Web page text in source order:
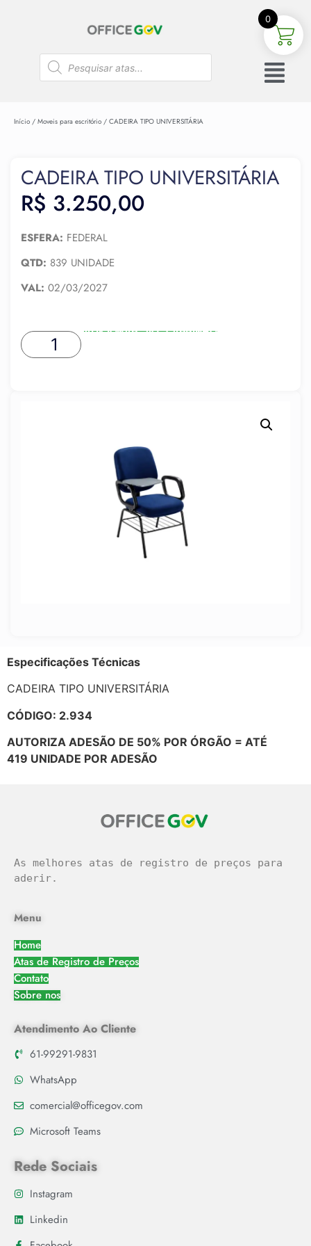
Início / Moveis para escritório / CADEIRA TIPO UNIVERSITÁRIA
CADEIRA TIPO UNIVERSITÁRIA
R$ 3.250,00
ESFERA: FEDERAL
QTD: 839 UNIDADE
VAL: 02/03/2027
ADICIONAR AO CARRINHO
Especificações Técnicas
CADEIRA TIPO UNIVERSITÁRIA
CÓDIGO: 2.934
AUTORIZA ADESÃO DE 50% POR ÓRGÃO = ATÉ
419 UNIDADE POR ADESÃO
As melhores atas de registro de preços para
aderir.
Menu
Home
Atas de Registro de Preços
Contato
Sobre nos
Atendimento Ao Cliente
61-99291-9831
WhatsApp
comercial@officegov.com
Microsoft Teams
Rede Sociais
Instagram
Linkedin
0